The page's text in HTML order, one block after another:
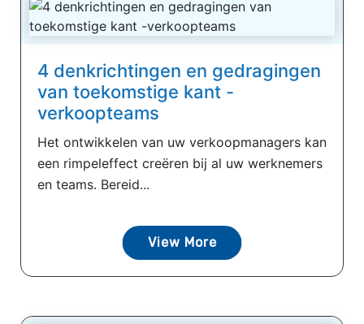
4 denkrichtingen en gedragingen
van toekomstige kant -
verkoopteams
Het ontwikkelen van uw verkoopmanagers kan
een rimpeleffect creëren bij al uw werknemers
en teams. Bereid...
View More